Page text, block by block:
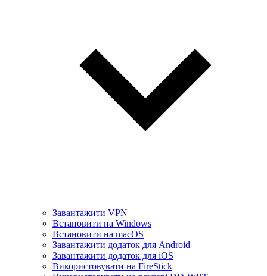
Завантажити VPN
Встановити на Windows
Встановити на macOS
Завантажити додаток для Android
Завантажити додаток для iOS
Використовувати на FireStick